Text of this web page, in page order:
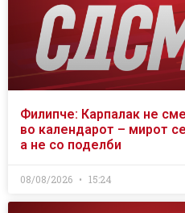
Филипче: Карпалак не
во календарот – мирот
а не со поделби
08/08/2026 15:24